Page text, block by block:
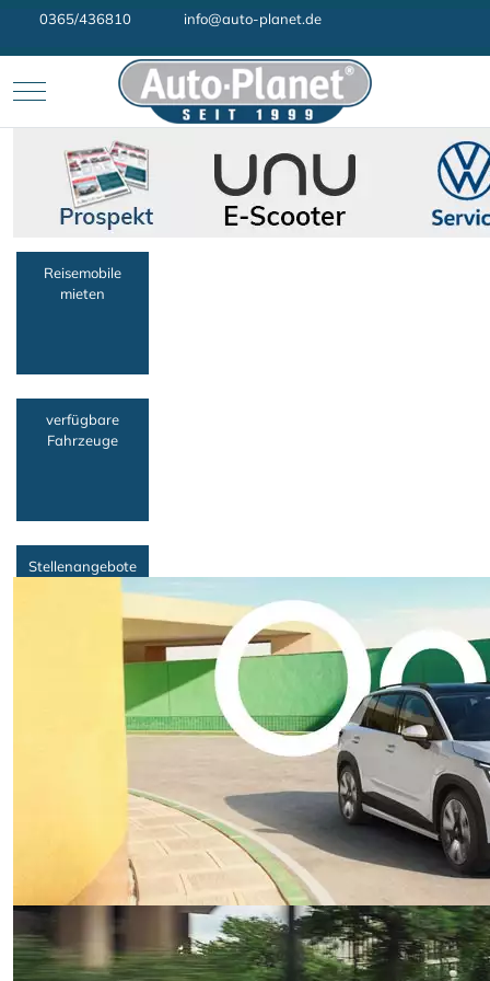
0365/436810 info@auto-planet.de
Mobile Menu Toggle
Reisemobile
mieten
verfügbare
Fahrzeuge
Stellenangebote
Räderwechsel
Werkstatt-Termin
vereinbaren
Fahrzeugart
Fahrzeugkategorie